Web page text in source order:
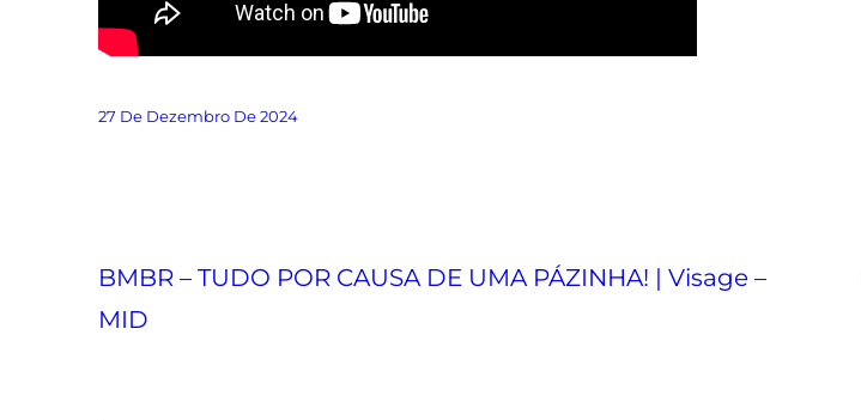
27 De Dezembro De 2024
BMBR – TUDO POR CAUSA DE UMA PÁZINHA! | Visage –
MID